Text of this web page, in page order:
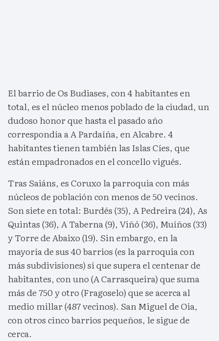
El barrio de Os Budiases, con 4 habitantes en
total, es el núcleo menos poblado de la ciudad, un
dudoso honor que hasta el pasado año
correspondía a A Pardaíña, en Alcabre. 4
habitantes tienen también las Islas Cíes, que
están empadronados en el concello vigués.
Tras Saiáns, es Coruxo la parroquia con más
núcleos de población con menos de 50 vecinos.
Son siete en total: Burdés (35), A Pedreira (24), As
Quintas (36), A Taberna (9), Viñó (36), Muíños (33)
y Torre de Abaixo (19). Sin embargo, en la
mayoría de sus 40 barrios (es la parroquia con
más subdivisiones) sí que supera el centenar de
habitantes, con uno (A Carrasqueira) que suma
más de 750 y otro (Fragoselo) que se acerca al
medio millar (487 vecinos). San Miguel de Oia,
con otros cinco barrios pequeños, le sigue de
cerca.